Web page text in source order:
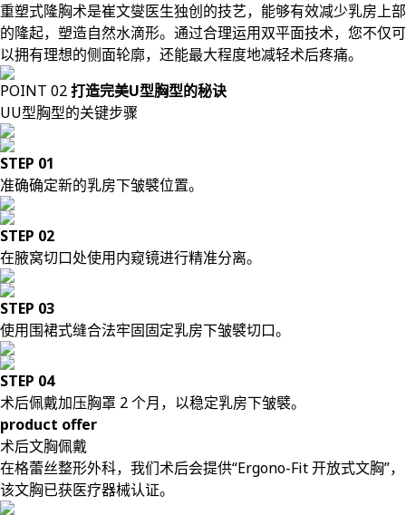
重塑式隆胸术是崔文燮医生独创的技艺，能够有效减少乳房上部
的隆起，塑造自然水滴形。通过合理运用双平面技术，您不仅可
以拥有理想的侧面轮廓，还能最大程度地减轻术后疼痛。
POINT 02打造完美U型胸型的秘诀
UU型胸型的关键步骤
STEP 01
准确确定新的乳房下皱襞位置。
STEP 02
在腋窝切口处使用内窥镜进行精准分离。
STEP 03
使用围裙式缝合法牢固固定乳房下皱襞切口。
STEP 04
术后佩戴加压胸罩 2 个月，以稳定乳房下皱襞。
product offer
术后文胸佩戴
在格蕾丝整形外科，我们术后会提供“Ergono-Fit 开放式文胸”，
该文胸已获医疗器械认证。